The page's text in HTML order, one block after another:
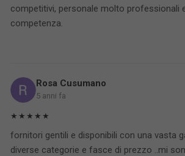
competitivi, personale molto professionali
competenza.
Rosa Cusumano
5 anni fa
★★★★★
fornitori gentili e disponibili con una vasta
diverse categorie e fasce di prezzo ..mi